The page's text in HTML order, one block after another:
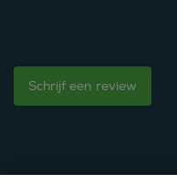
Schrijf een review